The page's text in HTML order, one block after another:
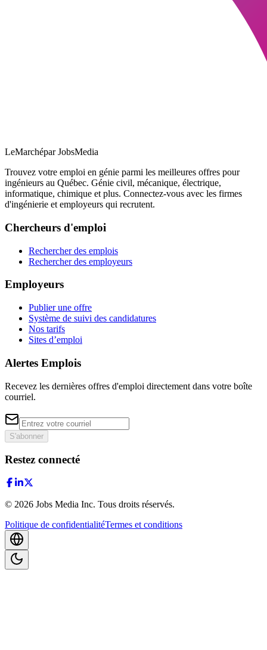
LeMarchépar JobsMedia
Trouvez votre emploi en génie parmi les meilleures offres pour
ingénieurs au Québec. Génie civil, mécanique, électrique,
informatique, chimique et plus. Connectez-vous avec les firmes
d'ingénierie et employeurs qui recrutent.
Chercheurs d'emploi
Rechercher des emplois
Rechercher des employeurs
Employeurs
Publier une offre
Système de suivi des candidatures
Nos tarifs
Sites d’emploi
Alertes Emplois
Recevez les dernières offres d'emploi directement dans votre boîte
courriel.
S'abonner
Restez connecté
© 2026 Jobs Media Inc. Tous droits réservés.
Politique de confidentialitéTermes et conditions